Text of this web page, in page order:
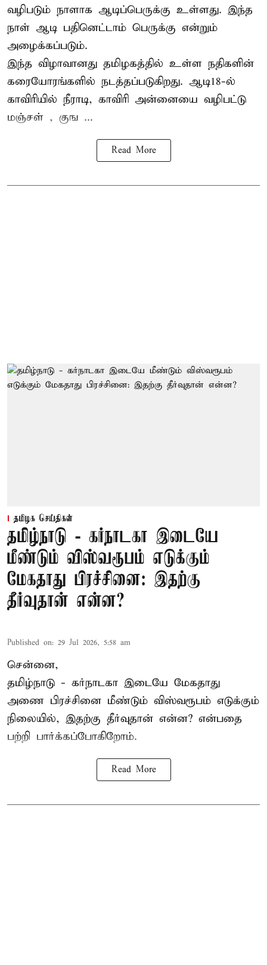
வழிபடும் நாளாக ஆடிப்பெருக்கு உள்ளது. இந்த
நாள் ஆடி பதினெட்டாம் பெருக்கு என்றும்
அழைக்கப்படும்.
இந்த விழாவானது தமிழகத்தில் உள்ள நதிகளின்
கரையோரங்களில் நடத்தப்படுகிறது. ஆடி18-ல்
காவிரியில் நீராடி, காவிரி அன்னையை வழிபட்டு
மஞ்சள் , குங ...
Read More
தமிழக செய்திகள்
தமிழ்நாடு - கர்நாடகா இடையே
மீண்டும் விஸ்வரூபம் எடுக்கும்
மேகதாது பிரச்சினை: இதற்கு
தீர்வுதான் என்ன?
Published on: 29 Jul 2026, 5:58 am
சென்னை,
தமிழ்நாடு - கர்நாடகா இடையே மேகதாது
அணை பிரச்சினை மீண்டும் விஸ்வரூபம் எடுக்கும்
நிலையில், இதற்கு தீர்வுதான் என்ன? என்பதை
பற்றி பார்க்கப்போகிறோம்.
Read More